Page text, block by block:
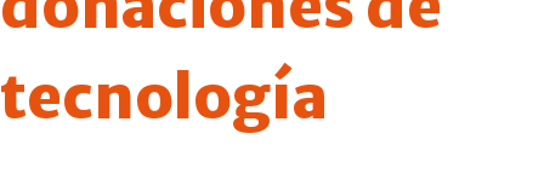
tecnología